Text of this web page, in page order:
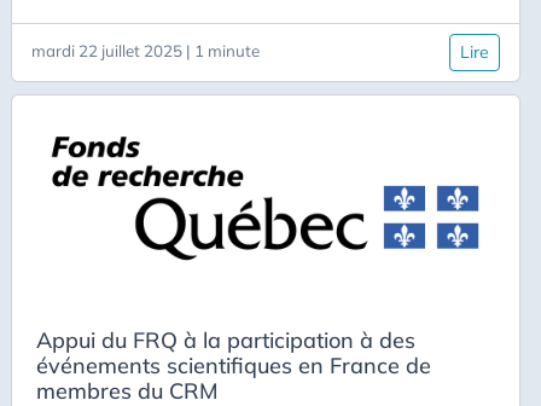
prévisionnelles du séjour ; d’une lettre d’appui
provenant du laboratoire d’accueil doit être
moins 2 mois et au plus 12 mois après la date
limite de dépôt.
mardi 22 juillet 2025 | 1 minute Lire
Appui du FRQ à la participation à des
événements scientifiques en France de
membres du CRM